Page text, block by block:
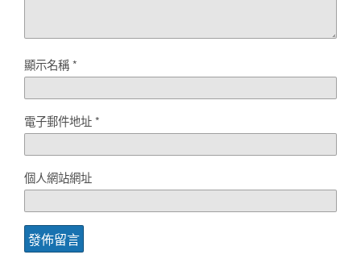
顯示名稱*
電子郵件地址*
個人網站網址